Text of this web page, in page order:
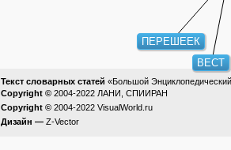
ПЕРЕШЕЕК
ВЕСТ
Текст словарных статей «Большой
Copyright © 2004-2022 ЛАНИ, СПИИРАН
Copyright © 2004-2022 VisualWorld.ru
Дизайн — Z-Vector